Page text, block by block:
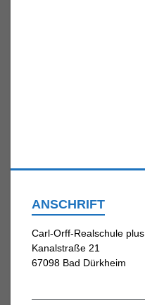
ANSCHRIFT
Carl-Orff-Realschule plus
Kanalstraße 21
67098 Bad Dürkheim